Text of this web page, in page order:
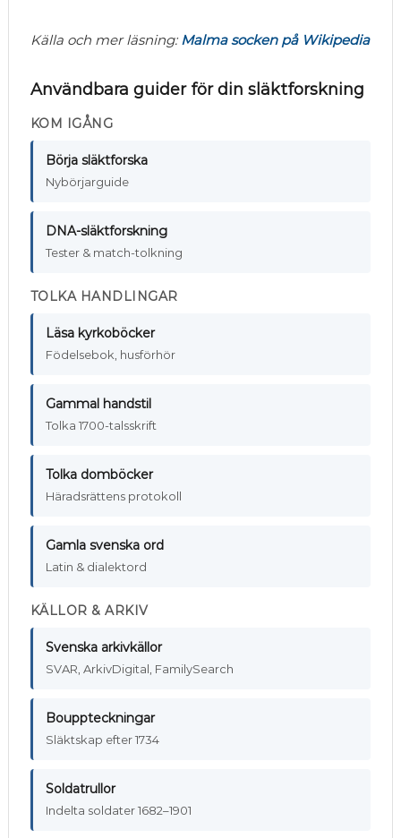
Källa och mer läsning:Malma socken på Wikipedia
Användbara guider för din släktforskning
KOM IGÅNG
Börja släktforska
Nybörjarguide
DNA-släktforskning
Tester & match-tolkning
TOLKA HANDLINGAR
Läsa kyrkoböcker
Födelsebok, husförhör
Gammal handstil
Tolka 1700-talsskrift
Tolka domböcker
Häradsrättens protokoll
Gamla svenska ord
Latin & dialektord
KÄLLOR & ARKIV
Svenska arkivkällor
SVAR, ArkivDigital, FamilySearch
Bouppteckningar
Släktskap efter 1734
Soldatrullor
Indelta soldater 1682–1901